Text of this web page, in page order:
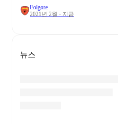
Folgore
2021년 2월 - 지금
뉴스